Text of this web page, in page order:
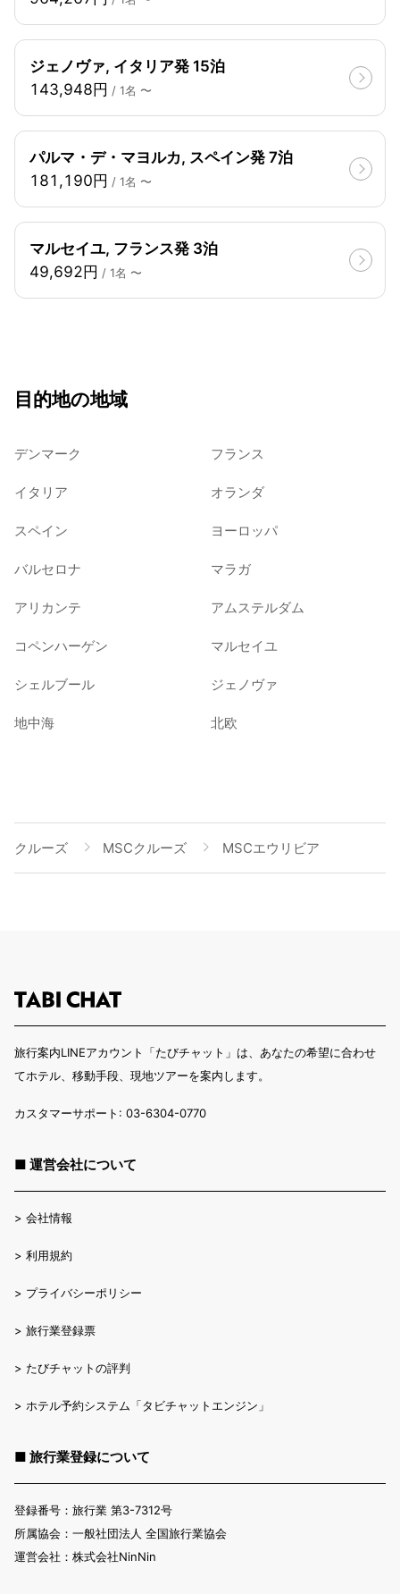
ジェノヴァ, イタリア発 15泊
143,948円 / 1名 〜
パルマ・デ・マヨルカ, スペイン発 7泊
181,190円 / 1名 〜
マルセイユ, フランス発 3泊
49,692円 / 1名 〜
目的地の地域
デンマーク フランス
イタリア オランダ
スペイン ヨーロッパ
バルセロナ マラガ
アリカンテ アムステルダム
コペンハーゲン マルセイユ
シェルブール ジェノヴァ
地中海 北欧
クルーズ MSCクルーズ MSCエウリビア
旅行案内LINEアカウント「たびチャット」は、あなたの希望に合わせ
てホテル、移動手段、現地ツアーを案内します。
カスタマーサポート: 03-6304-0770
■ 運営会社について
> 会社情報
> 利用規約
> プライバシーポリシー
> 旅行業登録票
> たびチャットの評判
> ホテル予約システム「タビチャットエンジン」
■ 旅行業登録について
登録番号：旅行業 第3-7312号
所属協会：一般社団法人 全国旅行業協会
運営会社：株式会社NinNin